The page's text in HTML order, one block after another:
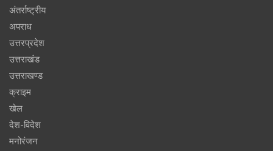
अंतर्राष्ट्रीय
अपराध
उत्तरप्रदेश
उत्तराखंड
उत्तराखण्ड
क्राइम
खेल
देश-विदेश
मनोरंजन